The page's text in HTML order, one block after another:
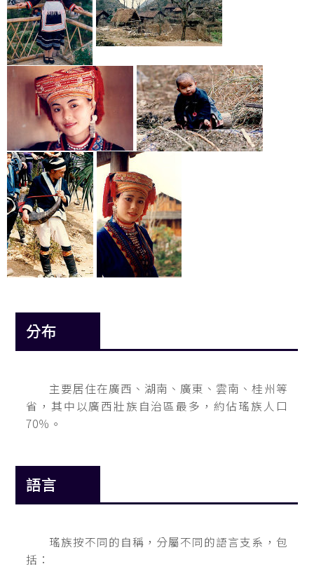
分布
主要居住在廣西、湖南、廣東、雲南、桂州等
省，其中以廣西壯族自治區最多，約佔瑤族人口
70％。
語言
瑤族按不同的自稱，分屬不同的語言支系，包
括：